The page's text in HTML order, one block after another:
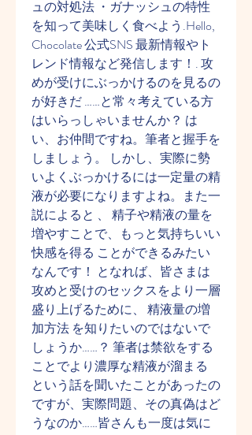
ュの対処法 ・ガナッシュの特性
を知って美味しく食べよう.Hello,
Chocolate 公式SNS 最新情報やト
レンド情報など発信します！. 攻
めが受けにぶっかけるのを見るの
が好きだ ……と常々考えている方
はいらっしゃいませんか？ は
い、お仲間ですね。筆者と握手を
しましょう。 しかし、実際に勢
いよくぶっかけるには一定量の精
液が必要になりますよね。また一
説によると 、 精子や精液の量を
増やすことで、もっと気持ちいい
快感を得る ことができるみたい
なんです！ となれば、皆さまは
攻めと受けのセックスをより一層
盛り上げるために、 精液量の増
加方法 を知りたいのではないで
しょうか……？ 筆者は禁欲をする
ことでより濃厚な精液が溜まる
という話を聞いたことがあったの
ですが、実際問題、その真偽はど
うなのか……皆さんも一度は気に